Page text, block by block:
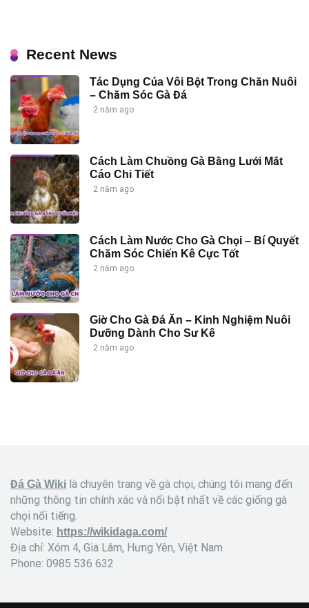
Recent News
Tác Dụng Của Vôi Bột Trong Chăn Nuôi
– Chăm Sóc Gà Đá
2 năm ago
Cách Làm Chuồng Gà Bằng Lưới Mắt
Cáo Chi Tiết
2 năm ago
Cách Làm Nước Cho Gà Chọi – Bí Quyết
Chăm Sóc Chiến Kê Cực Tốt
2 năm ago
Giờ Cho Gà Đá Ăn – Kinh Nghiệm Nuôi
Dưỡng Dành Cho Sư Kê
2 năm ago
Đá Gà Wiki là chuyên trang về gà chọi, chúng tôi mang đến
những thông tin chính xác và nổi bật nhất về các giống gà
chọi nổi tiếng.
Website: https://wikidaga.com/
Địa chỉ: Xóm 4, Gia Lâm, Hưng Yên, Việt Nam
Phone: 0985 536 632